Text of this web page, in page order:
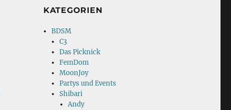
KATEGORIEN
BDSM
C3
Das Picknick
FemDom
MoonJoy
Partys und Events
Shibari
Andy